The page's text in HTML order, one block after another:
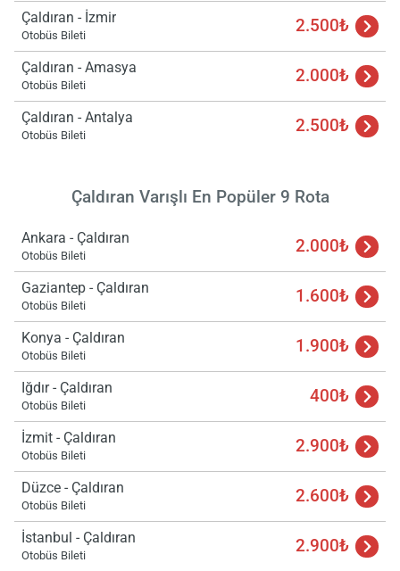
Çaldıran - İzmir
Otobüs Bileti 2.500₺
Çaldıran - Amasya
Otobüs Bileti 2.000₺
Çaldıran - Antalya
Otobüs Bileti 2.500₺
Çaldıran Varışlı En Popüler 9 Rota
Ankara - Çaldıran
Otobüs Bileti 2.000₺
Gaziantep - Çaldıran
Otobüs Bileti 1.600₺
Konya - Çaldıran
Otobüs Bileti 1.900₺
Iğdır - Çaldıran
Otobüs Bileti 400₺
İzmit - Çaldıran
Otobüs Bileti 2.900₺
Düzce - Çaldıran
Otobüs Bileti 2.600₺
İstanbul - Çaldıran
Otobüs Bileti 2.900₺